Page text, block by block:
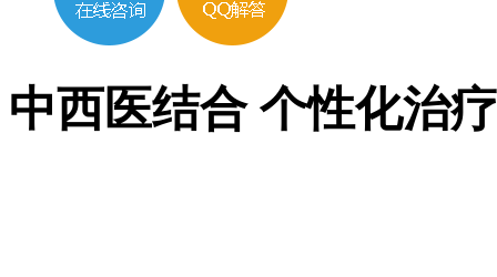
中西医结合 个性化治